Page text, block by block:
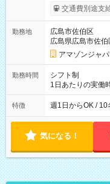
実費支給） ※22:00～翌5:00までは時給25%UP！ ■給与前払い
制度あり ※前払
交通費別途支
勤務地
広島市佐伯区
広島県広島市佐
アマゾンジャ
勤務時間
シフト制
1日あたりの実働
社後、就業可能
特徴 週1日からOK /
気になる！